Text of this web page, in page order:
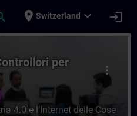
place Switzerland expand_more login
dei Controllori
more_vert
per
4.0 e l’Internet delle Cose